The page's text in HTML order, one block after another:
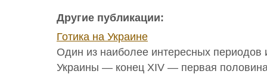
Другие публикации:
Готика на Украине
Один из наиболее интересных периодов
Украины — конец XIV — первая